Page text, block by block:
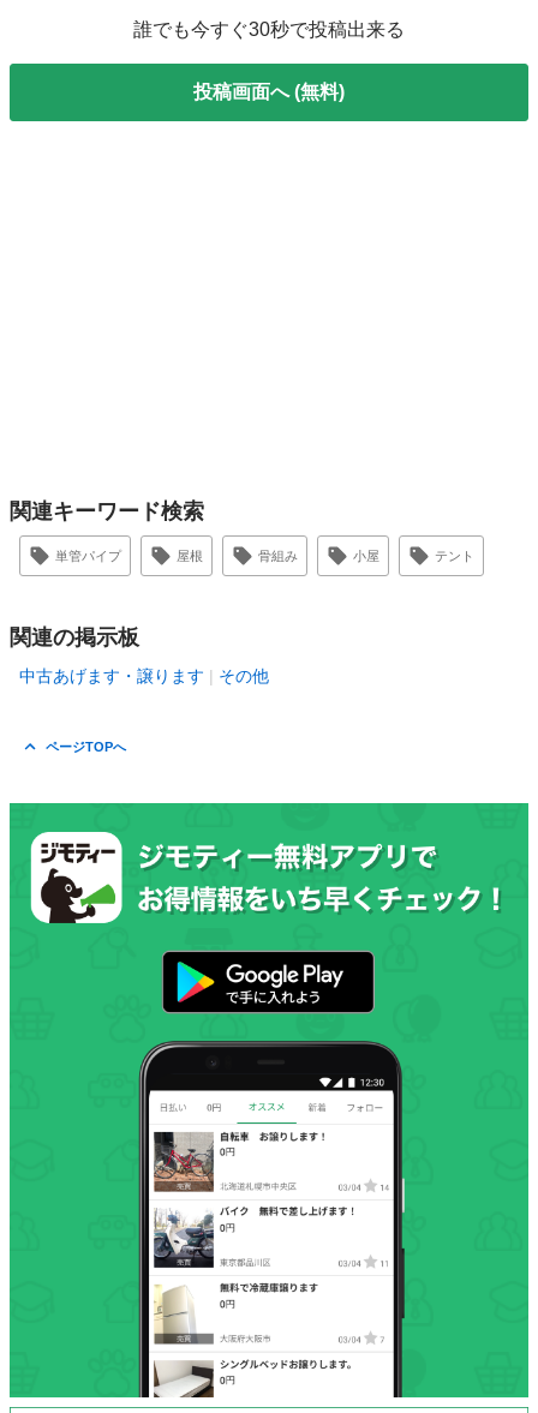
誰でも今すぐ30秒で投稿出来る
投稿画面へ (無料)
関連キーワード検索
単管パイプ 屋根 骨組み 小屋 テント
関連の掲示板
中古あげます・譲ります その他
ページTOPへ